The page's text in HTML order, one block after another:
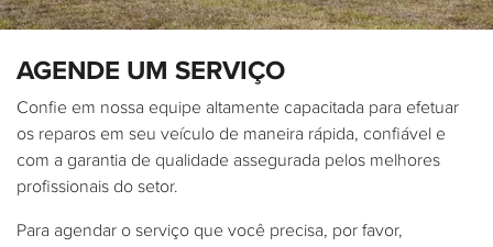
AGENDE UM SERVIÇO
Confie em nossa equipe altamente capacitada para efetuar
os reparos em seu veículo de maneira rápida, confiável e
com a garantia de qualidade assegurada pelos melhores
profissionais do setor.
Para agendar o serviço que você precisa, por favor,